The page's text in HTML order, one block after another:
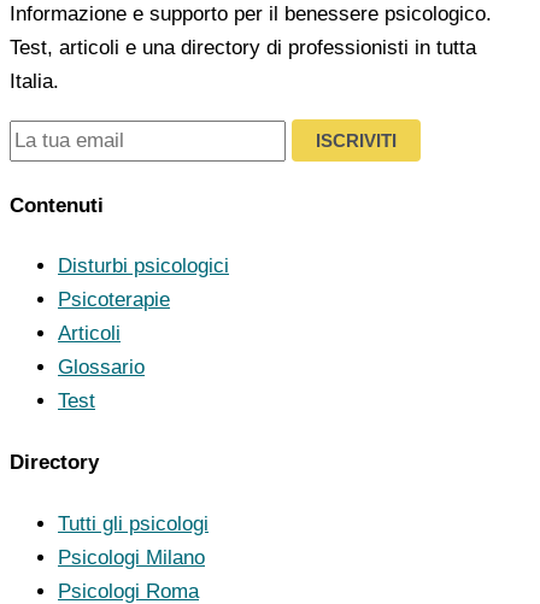
Informazione e supporto per il benessere psicologico.
Test, articoli e una directory di professionisti in tutta
Italia.
ISCRIVITI
Contenuti
Disturbi psicologici
Psicoterapie
Articoli
Glossario
Test
Directory
Tutti gli psicologi
Psicologi Milano
Psicologi Roma